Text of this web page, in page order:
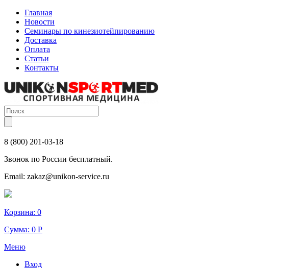
Главная
Новости
Семинары по кинезиотейпированию
Доставка
Оплата
Статьи
Контакты
8 (800) 201-03-18
Звонок по России бесплатный.
Email: zakaz@unikon-service.ru
Корзина: 0
Сумма: 0 Р
Меню
Вход